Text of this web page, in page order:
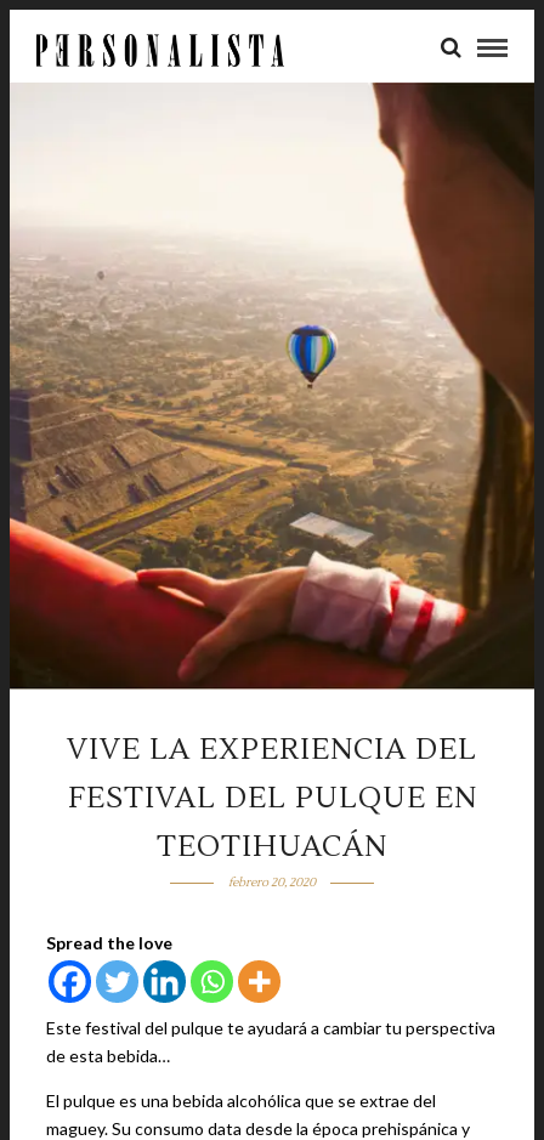
VIVE LA EXPERIENCIA DEL
FESTIVAL DEL PULQUE EN
TEOTIHUACÁN
febrero 20, 2020
Spread the love
Este festival del pulque te ayudará a cambiar tu perspectiva
de esta bebida…
El pulque es una bebida alcohólica que se extrae del
maguey. Su consumo data desde la época prehispánica y